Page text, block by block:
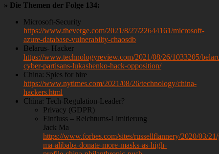
» Die Themen der Folge 134:
Microsoft-Security
https://www.theverge.com/2021/8/27/22644161/microsoft-
azure-database-vulnerabilty-chaosdb
Belarus- Hacker
https://www.technologyreview.com/2021/08/26/1033205/
cyber-partisans-lukashenko-hack-opposition/
China: Spies for hire
https://www.nytimes.com/2021/08/26/technology/china-
hackers.html
China: Tech-Regulation-Leader?
Privacy (GDPR)
Einfluss – Reichtums-Limitierung
Jack Ma
https://www.forbes.com/sites/russellflannery/2020/03/
ma-alibaba-donate-more-masks-as-high-